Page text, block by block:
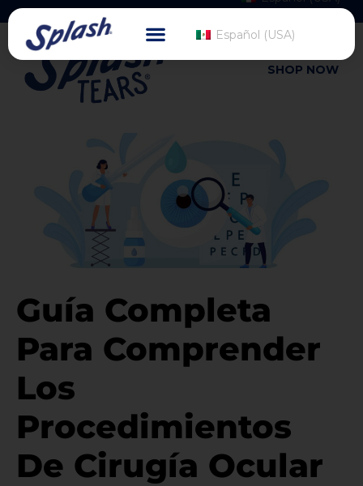
Español (USA)
SHOP NOW
Guía Completa
Para Comprender
Los
Procedimientos
De Cirugía Ocular